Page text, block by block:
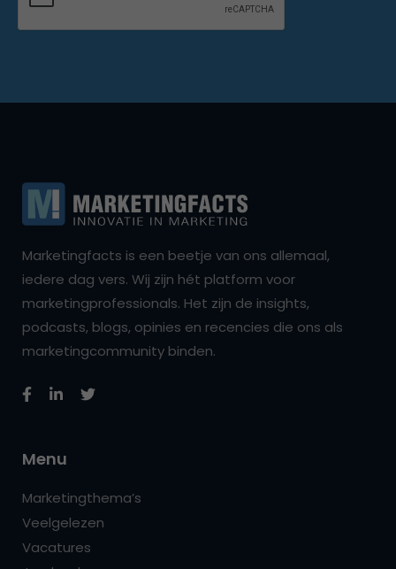
Marketingfacts is een beetje van ons allemaal,
iedere dag vers. Wij zijn hét platform voor
marketingprofessionals. Het zijn de insights,
podcasts, blogs, opinies en recencies die ons als
marketingcommunity binden.
Menu
Marketingthema’s
Veelgelezen
Vacatures